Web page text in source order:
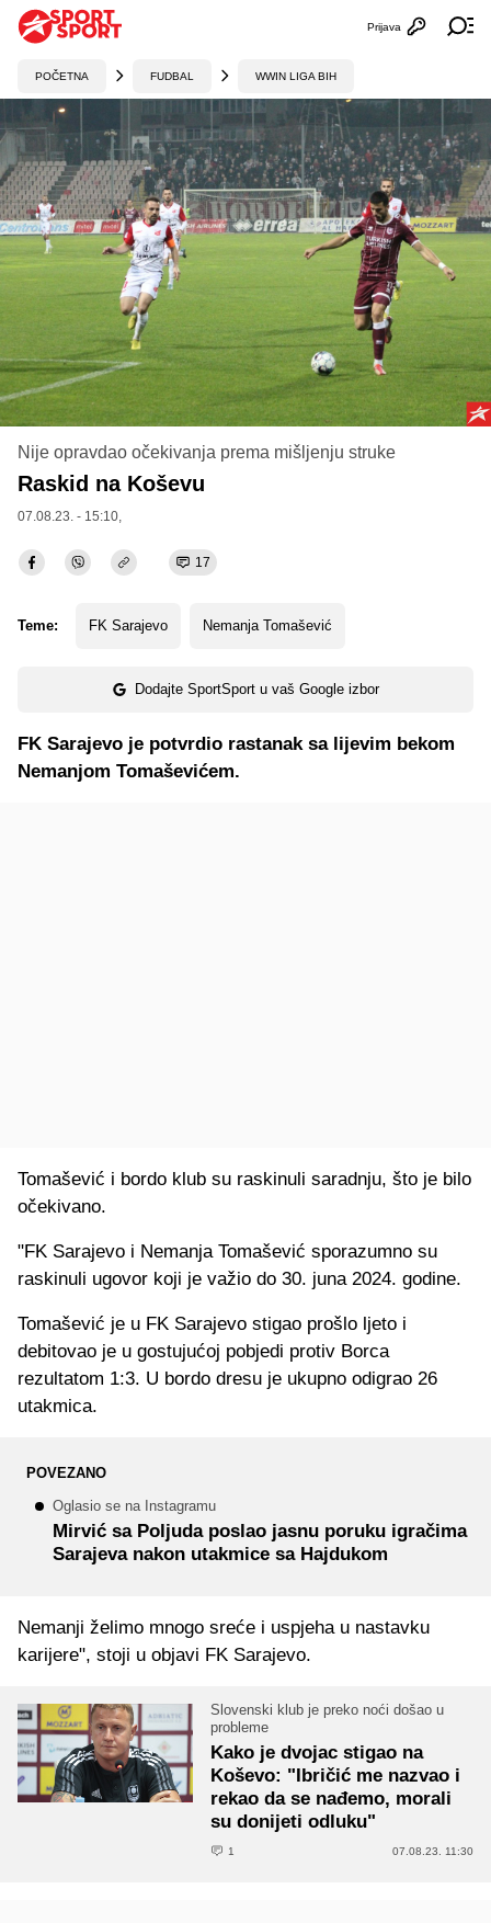
Otvori
Prijava
POČETNA FUDBAL WWIN LIGA BIH
Nije opravdao očekivanja prema mišljenju struke
Raskid na Koševu
07.08.23. - 15:10,
17
Teme: FK Sarajevo Nemanja Tomašević
Dodajte SportSport u vaš Google izbor
FK Sarajevo je potvrdio rastanak sa lijevim bekom
Nemanjom Tomaševićem.
Tomašević i bordo klub su raskinuli saradnju, što je bilo
očekivano.
"FK Sarajevo i Nemanja Tomašević sporazumno su
raskinuli ugovor koji je važio do 30. juna 2024. godine.
Tomašević je u FK Sarajevo stigao prošlo ljeto i
debitovao je u gostujućoj pobjedi protiv Borca
rezultatom 1:3. U bordo dresu je ukupno odigrao 26
utakmica.
POVEZANO
Oglasio se na Instagramu
Mirvić sa Poljuda poslao jasnu poruku igračima
Sarajeva nakon utakmice sa Hajdukom
Nemanji želimo mnogo sreće i uspjeha u nastavku
karijere", stoji u objavi FK Sarajevo.
Slovenski klub je preko noći došao u
probleme
Kako je dvojac stigao na
Koševo: "Ibričić me nazvao i
rekao da se nađemo, morali
su donijeti odluku"
1 07.08.23. 11:30